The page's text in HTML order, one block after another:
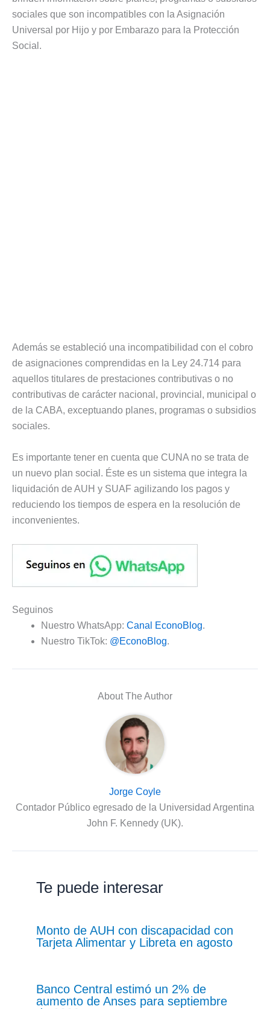
sociales que son incompatibles con la Asignación
Universal por Hijo y por Embarazo para la Protección
Social.
Además se estableció una incompatibilidad con el cobro
de asignaciones comprendidas en la Ley 24.714 para
aquellos titulares de prestaciones contributivas o no
contributivas de carácter nacional, provincial, municipal o
de la CABA, exceptuando planes, programas o subsidios
sociales.
Es importante tener en cuenta que CUNA no se trata de
un nuevo plan social. Éste es un sistema que integra la
liquidación de AUH y SUAF agilizando los pagos y
reduciendo los tiempos de espera en la resolución de
inconvenientes.
Seguinos
Nuestro WhatsApp: Canal EconoBlog.
Nuestro TikTok: @EconoBlog.
About The Author
Jorge Coyle
Contador Público egresado de la Universidad Argentina
John F. Kennedy (UK).
Te puede interesar
Monto de AUH con discapacidad con
Tarjeta Alimentar y Libreta en agosto
Banco Central estimó un 2% de
aumento de Anses para septiembre